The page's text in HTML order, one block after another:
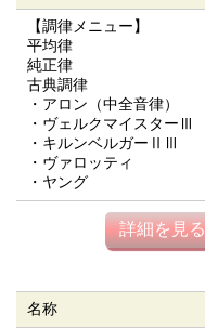
【調律メニュー】
平均律
純正律
古典調律
・アロン（中全音律）
・ヴェルクマイスターⅢ
・キルンベルガーⅡⅢ
・ヴァロッティ
・ヤング
詳細を見る
名称